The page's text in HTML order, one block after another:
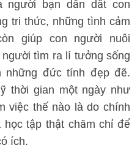
người bạn dẫn dắt con
tri thức, những tình cảm
giúp con người nuôi
tìm ra lí tưởng sống
những đức tính đẹp đẽ.
thời gian một ngày như
việc thế nào là do chính
tập thật chăm chỉ để
ích.